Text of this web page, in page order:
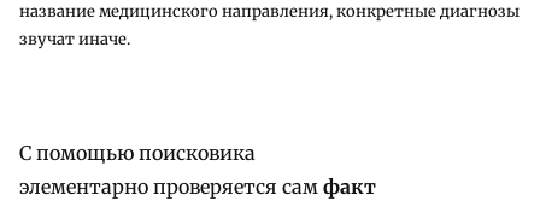
название медицинского направления, конкретные диагнозы
звучат иначе.
С помощью поисковика
элементарно проверяется сам факт